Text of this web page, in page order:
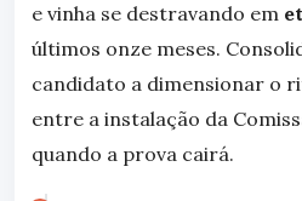
e vinha se destravando em
últimos onze meses.
candidato a dimensionar o
entre a instalação da
quando a prova cairá.